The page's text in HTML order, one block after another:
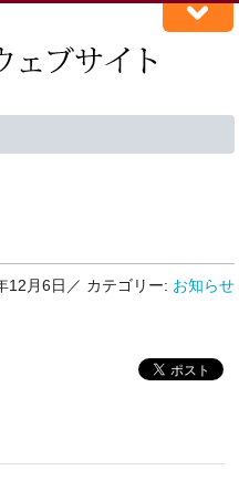
12月6日／ カテゴリー: お知らせ